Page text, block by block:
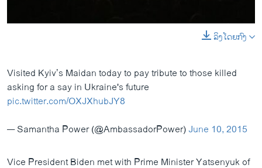
SHARE
ລິງໂດຍກົງ
Visited Kyiv’s Maidan today to pay tribute to those killed
asking for a say in Ukraine's future
pic.twitter.com/OXJXhubJY8
— Samantha Power (@AmbassadorPower)June 10, 2015
Vice President Biden met with Prime Minister Yatsenyuk of